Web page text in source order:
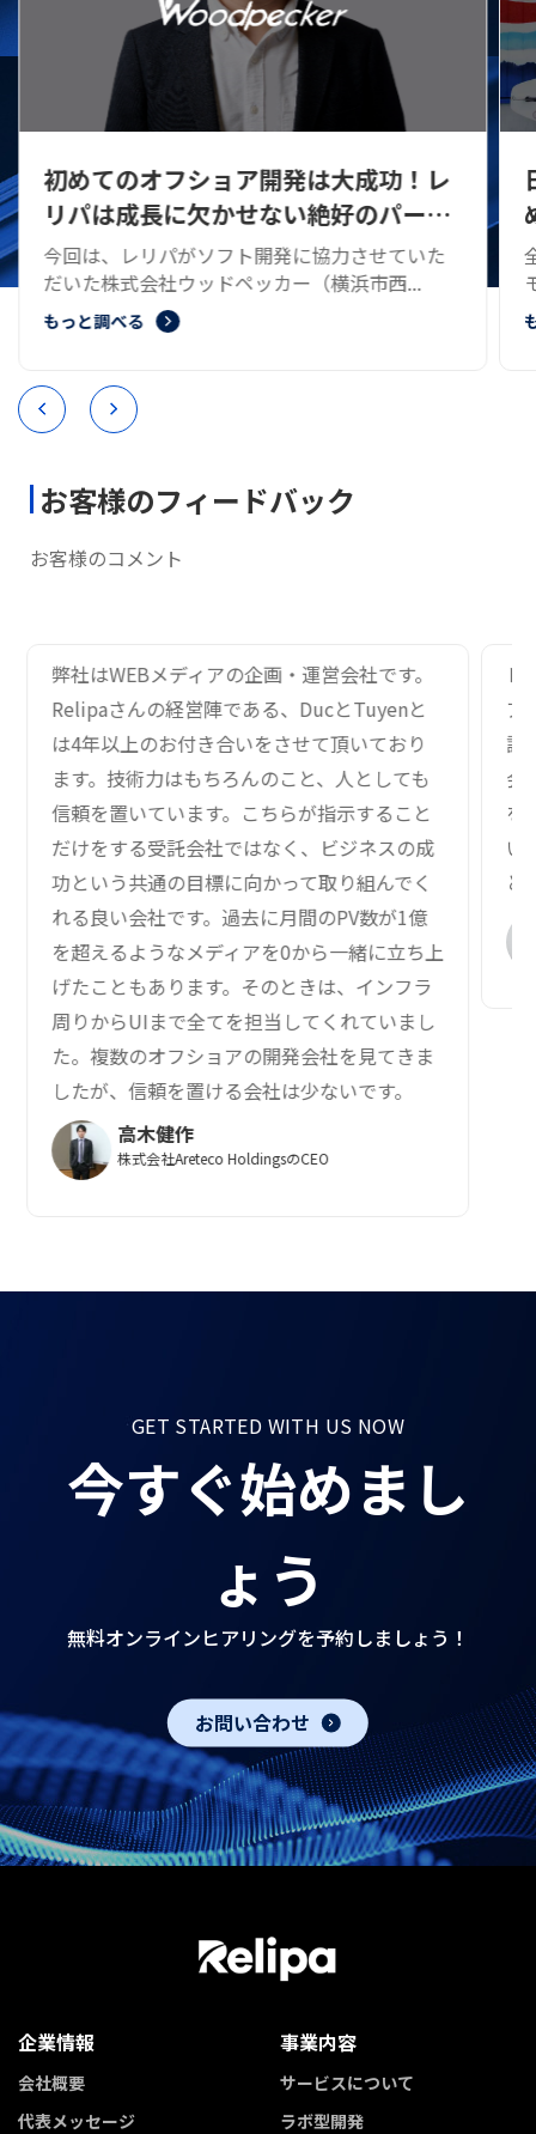
大成功！レ
好のパート
力させていた
横浜市西...
日本語が上手で対応の早さに
めてのオフショア開発に大満
全国の空き家をうまく活用し、趣味
モートワークしたい、移住体験をし
お客様のフィードバック
お客様のコメント
弊社はWEBメディアの企画・運営会社です。
Relipaさんの経営陣である、DucとTuyenと
は4年以上のお付き合いをさせて頂いており
ます。技術力はもちろんのこと、人としても
信頼を置いています。こちらが指示すること
だけをする受託会社ではなく、ビジネスの成
功という共通の目標に向かって取り組んでく
れる良い会社です。過去に月間のPV数が1億
を超えるようなメディアを0から一緒に立ち上
げたこともあります。そのときは、インフラ
周りからUIまで全てを担当してくれていまし
た。複数のオフショアの開発会社を見てきま
したが、信頼を置ける会社は少ないです。
高木健作
株式会社Areteco HoldingsのCEO
レ
ア
調
会
を
い
と
GET STARTED WITH US NOW
今すぐ始めまし
ょう
無料オンラインヒアリングを予約しましょう！
お問い合わせ
企業情報
会社概要
代表メッセージ
事業内容
サービスについて
ラボ型開発